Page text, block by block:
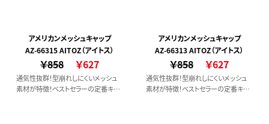
アメリカンメッシュキャップ
AZ-66315 AITOZ（アイトス）
￥858 ￥627
通気性抜群！型崩れしにくいメッシュ
素材が特徴！ベストセラーの定番キャ
アメリカンメッシュキャップ
AZ-66313 AITOZ（アイトス）
￥858 ￥627
通気性抜群！型崩れしにくいメッシュ
素材が特徴！ベストセラーの定番キャ